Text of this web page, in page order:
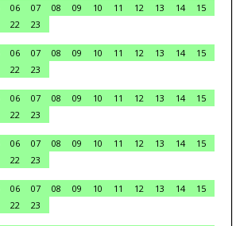
06 07 08 09 10 11 12 13 14
15
22
23
06 07 08 09 10 11 12 13 14
15
22
23
06 07 08 09 10 11 12 13 14
15
22
23
06 07 08 09 10 11 12 13 14
15
22
23
06 07 08 09 10 11 12 13 14
15
22
23